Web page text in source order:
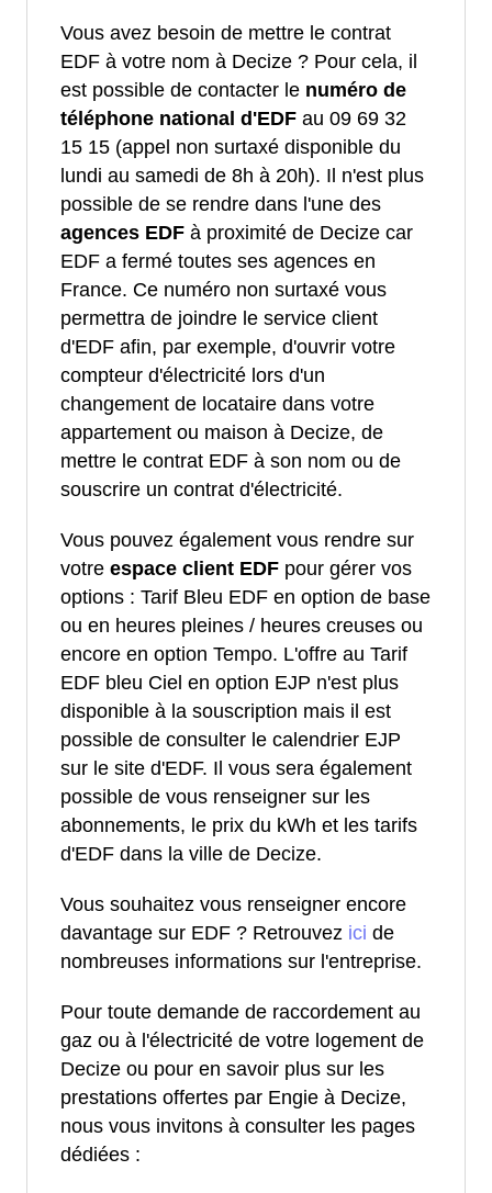
Vous avez besoin de mettre le contrat
EDF à votre nom à Decize ? Pour cela, il
est possible de contacter le numéro de
téléphone national d'EDF au 09 69 32
15 15 (appel non surtaxé disponible du
lundi au samedi de 8h à 20h). Il n'est plus
possible de se rendre dans l'une des
agences EDF à proximité de Decize car
EDF a fermé toutes ses agences en
France. Ce numéro non surtaxé vous
permettra de joindre le service client
d'EDF afin, par exemple, d'ouvrir votre
compteur d'électricité lors d'un
changement de locataire dans votre
appartement ou maison à Decize, de
mettre le contrat EDF à son nom ou de
souscrire un contrat d'électricité.
Vous pouvez également vous rendre sur
votre espace client EDF pour gérer vos
options : Tarif Bleu EDF en option de base
ou en heures pleines / heures creuses ou
encore en option Tempo. L'offre au Tarif
EDF bleu Ciel en option EJP n'est plus
disponible à la souscription mais il est
possible de consulter le calendrier EJP
sur le site d'EDF. Il vous sera également
possible de vous renseigner sur les
abonnements, le prix du kWh et les tarifs
d'EDF dans la ville de Decize.
Vous souhaitez vous renseigner encore
davantage sur EDF ? Retrouvez ici de
nombreuses informations sur l'entreprise.
Pour toute demande de raccordement au
gaz ou à l'électricité de votre logement de
Decize ou pour en savoir plus sur les
prestations offertes par Engie à Decize,
nous vous invitons à consulter les pages
dédiées :